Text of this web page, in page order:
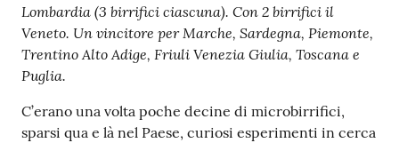
Lombardia (3 birrifici ciascuna). Con 2 birrifici il
Veneto. Un vincitore per Marche, Sardegna, Piemonte,
Trentino Alto Adige, Friuli Venezia Giulia, Toscana e
Puglia.
C’erano una volta poche decine di microbirrifici,
sparsi qua e là nel Paese, curiosi esperimenti in cerca